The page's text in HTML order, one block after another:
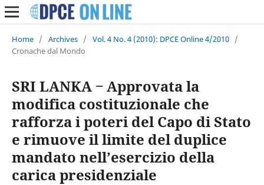
Home / Archives / Vol. 4 No. 4 (2010): DPCE Online 4/2010 /
Cronache dal Mondo
SRI LANKA ‒ Approvata la
modifica costituzionale che
rafforza i poteri del Capo di Stato
e rimuove il limite del duplice
mandato nell’esercizio della
carica presidenziale